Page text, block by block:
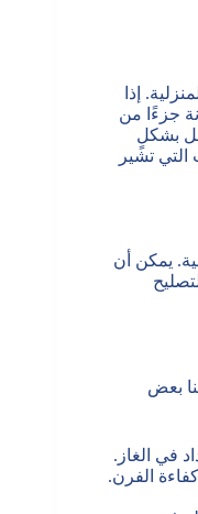
إذا
جزءًا من
بشكلٍ
تشير
يمكن أن
بعض
في الغاز.
الفرن.